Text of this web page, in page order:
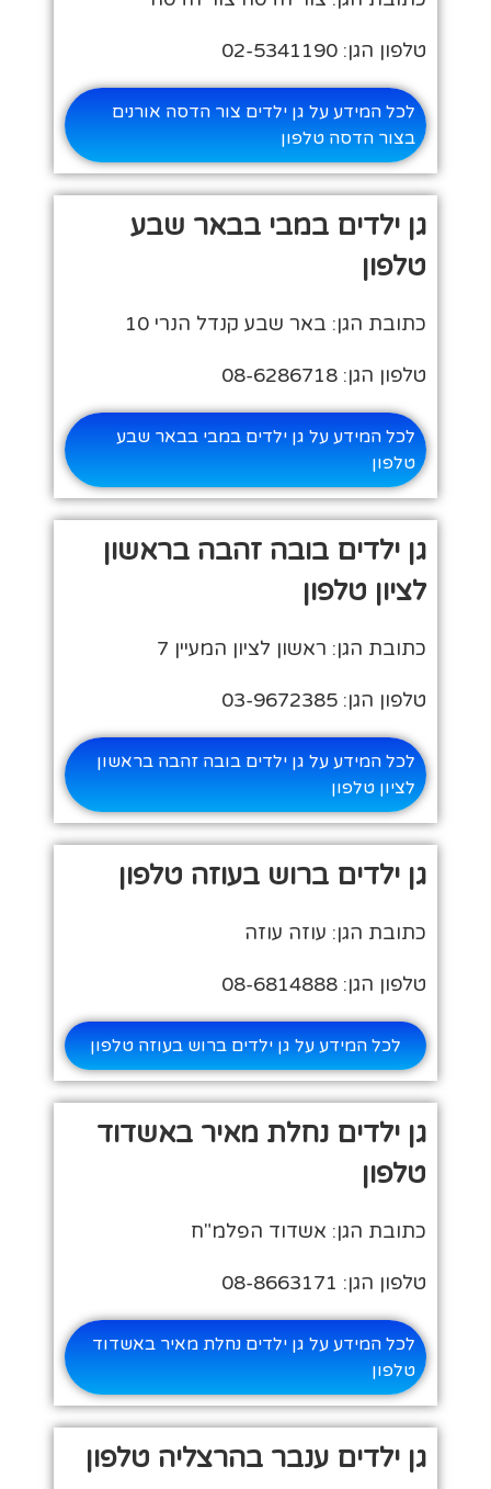
טלפון הגן: 02-5341190
לכל המידע על גן ילדים צור הדסה אורנים
בצור הדסה טלפון
גן ילדים במבי בבאר שבע
טלפון
כתובת הגן: באר שבע קנדל הנרי 10
טלפון הגן: 08-6286718
לכל המידע על גן ילדים במבי בבאר שבע
טלפון
גן ילדים בובה זהבה בראשון
לציון טלפון
כתובת הגן: ראשון לציון המעיין 7
טלפון הגן: 03-9672385
לכל המידע על גן ילדים בובה זהבה בראשון
לציון טלפון
גן ילדים ברוש בעוזה טלפון
כתובת הגן: עוזה עוזה
טלפון הגן: 08-6814888
לכל המידע על גן ילדים ברוש בעוזה טלפון
גן ילדים נחלת מאיר באשדוד
טלפון
כתובת הגן: אשדוד הפלמ"ח
טלפון הגן: 08-8663171
לכל המידע על גן ילדים נחלת מאיר באשדוד
טלפון
גן ילדים ענבר בהרצליה טלפון